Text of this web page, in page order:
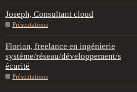
Joseph, Consultant cloud
Présentations
Florian, freelance en ingénierie
système/réseau/développement/s
écurité
Présentations